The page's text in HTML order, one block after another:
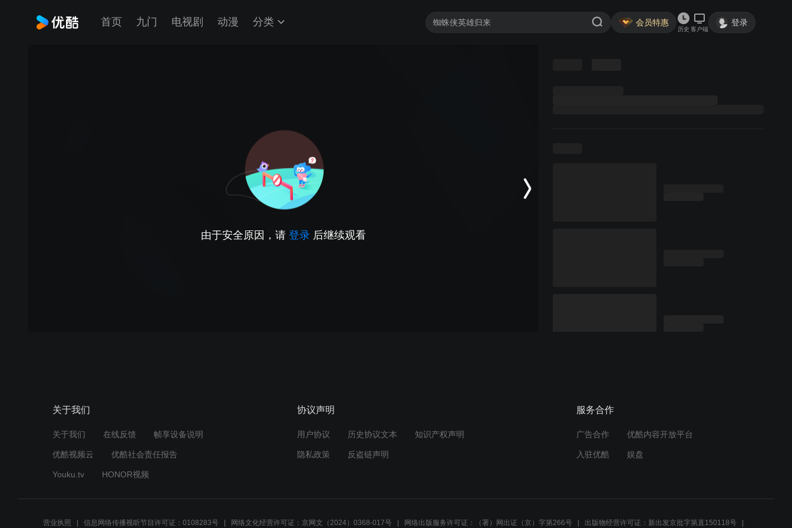
首页 九门 电视剧 动漫 分类 会员特惠
历史 客户端
登录
由于安全原因，请 登录 后继续观看
关于我们
关于我们 在线反馈 帧享设备说明
优酷视频云 优酷社会责任报告
Youku.tv HONOR视频
协议声明
用户协议 历史协议文本 知识产权声明
隐私政策 反盗链声明
服务合作
广告合作 优酷内容开放平台
入驻优酷 娱盘
营业执照 信息网络传播视听节目许可证：0108283号 网络文化经营许可证：京网文（2024）0368-017号 网络出版服务许可证：（署）网出证（京）字第266号 出版物经营许可证：新出发京批字第直150118号